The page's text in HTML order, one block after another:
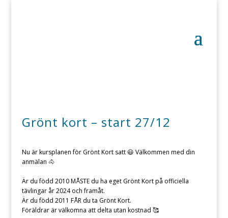
Grönt kort – start 27/12
Nu är kursplanen för Grönt Kort satt 😃 Välkommen med din
anmälan 🐴
Är du född 2010 MÅSTE du ha eget Grönt Kort på officiella
tävlingar år 2024 och framåt.
Är du född 2011 FÅR du ta Grönt Kort.
Föräldrar är välkomna att delta utan kostnad 🥰